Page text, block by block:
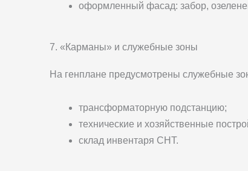
оформленный фасад: забор,
7. «Карманы» и служебные зоны
На генплане предусмотрены служебные
трансформаторную подстанцию;
технические и хозяйственные
склад инвентаря СНТ.